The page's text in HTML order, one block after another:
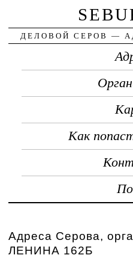
ДЕЛОВОЙ СЕРОВ —
Как
Адреса Серова,
ЛЕНИНА 162Б